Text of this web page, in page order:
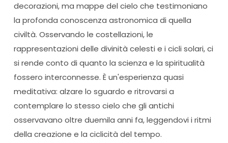
decorazioni, ma mappe del cielo che testimoniano
la profonda conoscenza astronomica di quella
civiltà. Osservando le costellazioni, le
rappresentazioni delle divinità celesti e i cicli solari, ci
si rende conto di quanto la scienza e la spiritualità
fossero interconnesse. È un'esperienza quasi
meditativa: alzare lo sguardo e ritrovarsi a
contemplare lo stesso cielo che gli antichi
osservavano oltre duemila anni fa, leggendovi i ritmi
della creazione e la ciclicità del tempo.